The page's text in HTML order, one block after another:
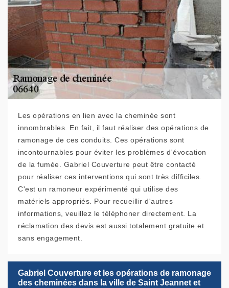
Les opérations en lien avec la cheminée sont
innombrables. En fait, il faut réaliser des opérations de
ramonage de ces conduits. Ces opérations sont
incontournables pour éviter les problèmes d'évocation
de la fumée. Gabriel Couverture peut être contacté
pour réaliser ces interventions qui sont très difficiles.
C'est un ramoneur expérimenté qui utilise des
matériels appropriés. Pour recueillir d'autres
informations, veuillez le téléphoner directement. La
réclamation des devis est aussi totalement gratuite et
sans engagement.
Gabriel Couverture et les opérations de ramonage
des cheminées dans la ville de Saint Jeannet et